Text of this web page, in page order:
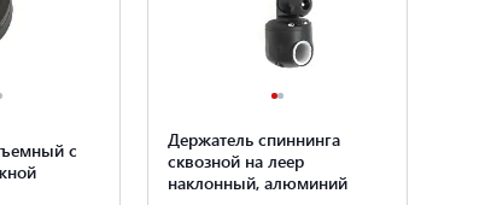
с
Держатель спиннинга
сквозной на леер
наклонный, алюминий